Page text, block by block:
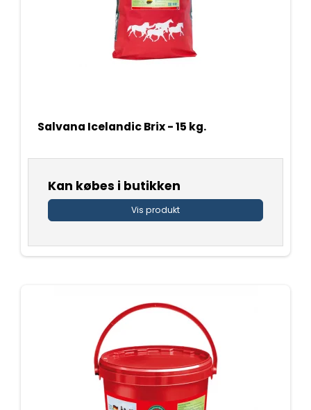
Salvana Icelandic Brix - 15 kg.
Kan købes i butikken
Vis produkt